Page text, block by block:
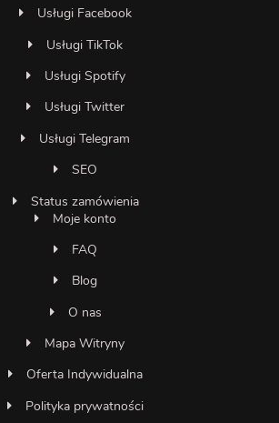
Usługi Facebook
Usługi TikTok
Usługi Spotify
Usługi Twitter
Usługi Telegram
SEO
Status zamówienia
Moje konto
FAQ
Blog
O nas
Mapa Witryny
Oferta Indywidualna
Polityka prywatności